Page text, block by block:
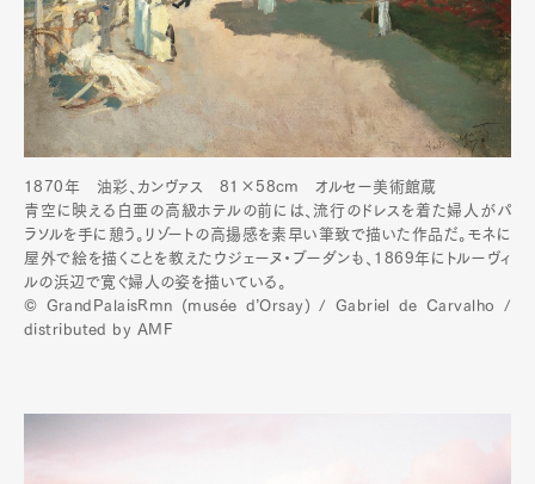
1870年 油彩、カンヴァス 81×58cm︎ オルセー美術館蔵
青空に映える白亜の高級ホテルの前には、流行のドレスを着た婦人がパ
ラソルを手に憩う。リゾートの高揚感を素早い筆致で描いた作品だ。モネに
屋外で絵を描くことを教えたウジェーヌ・ブーダンも、1869年にトルーヴィ
ルの浜辺で寛ぐ婦人の姿を描いている。
© GrandPalaisRmn (musée d’Orsay) / Gabriel de Carvalho /
distributed by AMF